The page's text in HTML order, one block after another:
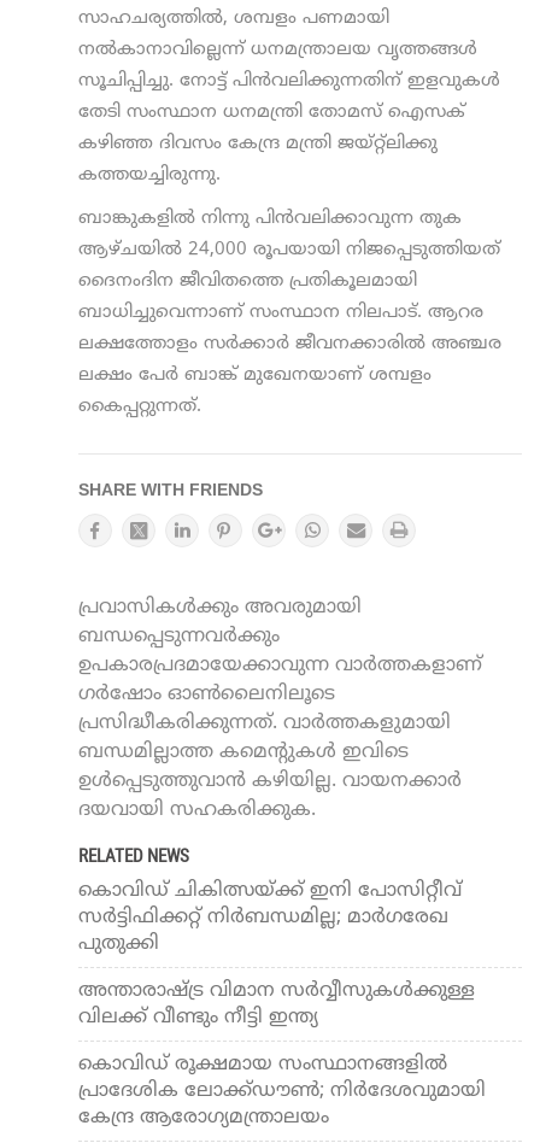
സാഹചര്യത്തില്‍, ശമ്പളം പണമായി
നല്‍കാനാവില്ലെന്ന് ധനമന്ത്രാലയ വൃത്തങ്ങള്‍
സൂചിപ്പിച്ചു. നോട്ട് പിന്‍വലിക്കുന്നതിന് ഇളവുകള്‍
തേടി സംസ്ഥാന ധനമന്ത്രി തോമസ് ഐസക്
കഴിഞ്ഞ ദിവസം കേന്ദ്ര മന്ത്രി ജയ്റ്റ്‌ലിക്കു
കത്തയച്ചിരുന്നു.
ബാങ്കുകളില്‍ നിന്നു പിന്‍വലിക്കാവുന്ന തുക
ആഴ്ചയില്‍ 24,000 രൂപയായി നിജപ്പെടുത്തിയത്
ദൈനംദിന ജീവിതത്തെ പ്രതികൂലമായി
ബാധിച്ചുവെന്നാണ് സംസ്ഥാന നിലപാട്. ആറര
ലക്ഷത്തോളം സര്‍ക്കാര്‍ ജീവനക്കാരില്‍ അഞ്ചര
ലക്ഷം പേര്‍ ബാങ്ക് മുഖേനയാണ് ശമ്പളം
കൈപ്പറ്റുന്നത്.
SHARE WITH FRIENDS
പ്രവാസികൾക്കും അവരുമായി
ബന്ധപ്പെടുന്നവർക്കും
ഉപകാരപ്രദമായേക്കാവുന്ന വാർത്തകളാണ്
ഗർഷോം ഓൺലൈനിലൂടെ
പ്രസിദ്ധീകരിക്കുന്നത്. വാർത്തകളുമായി
ബന്ധമില്ലാത്ത കമെന്റുകൾ ഇവിടെ
ഉൾപ്പെടുത്തുവാൻ കഴിയില്ല. വായനക്കാർ
ദയവായി സഹകരിക്കുക.
RELATED NEWS
കൊവിഡ് ചികിത്സയ്ക്ക് ഇനി പോസിറ്റീവ്
സര്‍ട്ടിഫിക്കറ്റ് നിര്‍ബന്ധമില്ല; മാര്‍ഗരേഖ
പുതുക്കി
അന്താരാഷ്ട്ര വിമാന സര്‍വ്വീസുകള്‍ക്കുള്ള
വിലക്ക് വീണ്ടും നീട്ടി ഇന്ത്യ
കൊവിഡ് രൂക്ഷമായ സംസ്ഥാനങ്ങളില്‍
പ്രാദേശിക ലോക്ക്ഡൗണ്‍; നിര്‍ദേശവുമായി
കേന്ദ്ര ആരോഗ്യമന്ത്രാലയം